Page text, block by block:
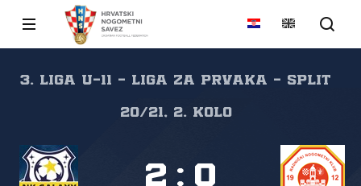
3. liga U-11 - liga za prvaka - Split
20/21, 2. kolo
2 : 0